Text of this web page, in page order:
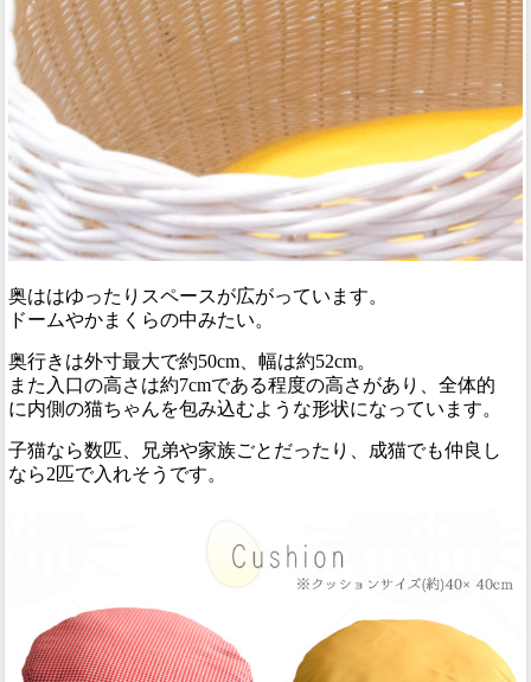
奥ははゆったりスペースが広がっています。
ドームやかまくらの中みたい。
奥行きは外寸最大で約50cm、幅は約52cm。
また入口の高さは約7cmである程度の高さがあり、全体的
に内側の猫ちゃんを包み込むような形状になっています。
子猫なら数匹、兄弟や家族ごとだったり、成猫でも仲良し
なら2匹で入れそうです。